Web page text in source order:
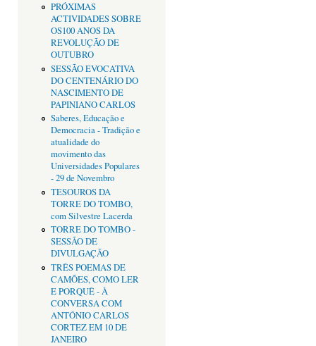
PRÓXIMAS
ACTIVIDADES SOBRE
OS100 ANOS DA
REVOLUÇÃO DE
OUTUBRO
SESSÃO EVOCATIVA
DO CENTENÁRIO DO
NASCIMENTO DE
PAPINIANO CARLOS
Saberes, Educação e
Democracia - Tradição e
atualidade do
movimento das
Universidades Populares
- 29 de Novembro
TESOUROS DA
TORRE DO TOMBO,
com Silvestre Lacerda
TORRE DO TOMBO -
SESSÃO DE
DIVULGAÇÃO
TRÊS POEMAS DE
CAMÕES, COMO LER
E PORQUÊ - À
CONVERSA COM
ANTÓNIO CARLOS
CORTEZ EM 10 DE
JANEIRO